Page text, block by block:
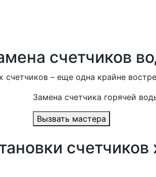
счетчиков
счетчиков – еще одна крайне
Замена счетчика горячей
Вызвать мастера